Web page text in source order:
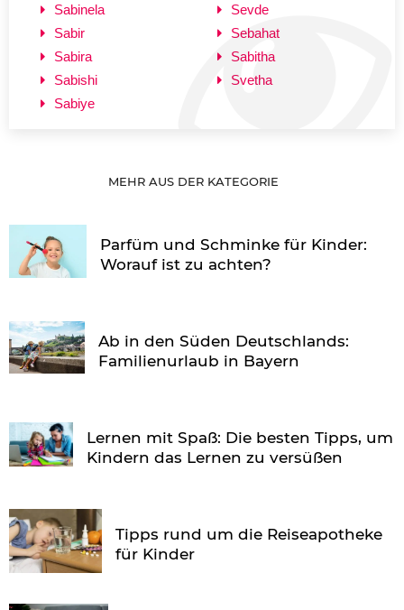
Sabinela
Sabir
Sabira
Sabishi
Sabiye
Sevde
Sebahat
Sabitha
Svetha
MEHR AUS DER KATEGORIE
Parfüm und Schminke für Kinder:
Worauf ist zu achten?
Ab in den Süden Deutschlands:
Familienurlaub in Bayern
Lernen mit Spaß: Die besten Tipps, um
Kindern das Lernen zu versüßen
Tipps rund um die Reiseapotheke
für Kinder